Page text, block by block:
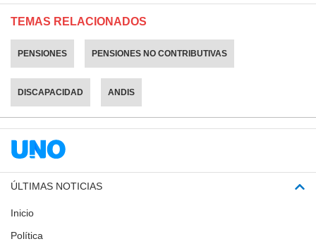
TEMAS RELACIONADOS
PENSIONES PENSIONES NO CONTRIBUTIVAS
DISCAPACIDAD ANDIS
ÚLTIMAS NOTICIAS
Inicio
Política